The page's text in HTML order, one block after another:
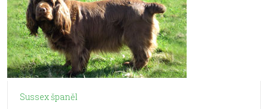
Sussex španěl